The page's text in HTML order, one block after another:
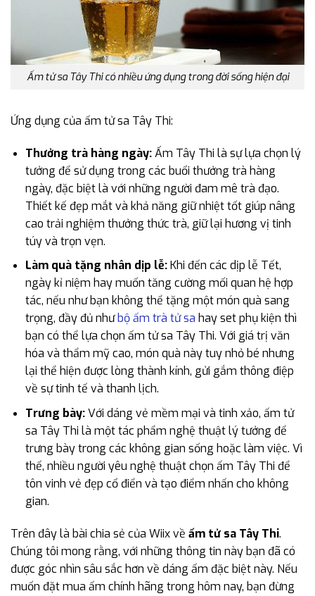
Ấm tử sa Tây Thi có nhiều ứng dụng trong đời sống hiện đại
Ứng dụng của ấm tử sa Tây Thi:
Thưởng trà hàng ngày:Ấm Tây Thi là sự lựa chọn lý
tưởng để sử dụng trong các buổi thưởng trà hàng
ngày, đặc biệt là với những người đam mê trà đạo.
Thiết kế đẹp mắt và khả năng giữ nhiệt tốt giúp nâng
cao trải nghiệm thưởng thức trà, giữ lại hương vị tinh
túy và trọn vẹn.
Làm quà tặng nhân dịp lễ:Khi đến các dịp lễ Tết,
ngày kỉ niệm hay muốn tăng cường mối quan hệ hợp
tác, nếu như bạn không thể tặng một món quà sang
trọng, đầy đủ nhưbộ ấm trà tử sa hay set phụ kiện thì
bạn có thể lựa chọn ấm tử sa Tây Thi. Với giá trị văn
hóa và thẩm mỹ cao, món quà này tuy nhỏ bé nhưng
lại thể hiện được lòng thành kính, gửi gắm thông điệp
về sự tinh tế và thanh lịch.
Trưng bày:Với dáng vẻ mềm mại và tinh xảo, ấm tử
sa Tây Thi là một tác phẩm nghệ thuật lý tưởng để
trưng bày trong các không gian sống hoặc làm việc. Vì
thế, nhiều người yêu nghệ thuật chọn ấm Tây Thi để
tôn vinh vẻ đẹp cổ điển và tạo điểm nhấn cho không
gian.
Trên đây là bài chia sẻ của Wiix về ấm tử sa Tây Thi.
Chúng tôi mong rằng, với những thông tin này bạn đã có
được góc nhìn sâu sắc hơn về dáng ấm đặc biệt này. Nếu
muốn đặt mua ấm chính hãng trong hôm nay, bạn đừng